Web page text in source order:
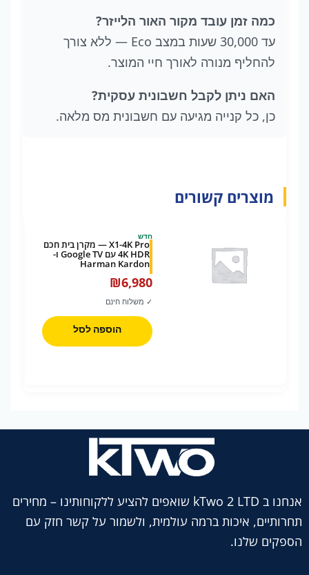
כמה זמן עובד מקור האור הלייזר?
עד 30,000 שעות במצב Eco — ללא צורך
להחליף מנורה לאורך חיי המוצר.
האם ניתן לקבל חשבונית עסקית?
כן, כל קנייה מגיעה עם חשבונית מס מלאה.
מוצרים קשורים
חדש
X1-4K Pro — מקרן בית חכם
4K HDR עם Google TV ו-
Harman Kardon
₪6,980
✓ משלוח חינם
הוספה לסל
אנחנו ב kTwo 2 LTD שואפים להציע ללקוחותינו – מחירים
תחרותיים, איכות ברמה עולמית, ולשמור על קשר חזק עם
הספקים שלנו.